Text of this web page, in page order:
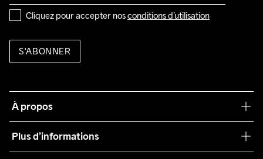
Cliquez pour accepter nos conditions d’utilisation
S'ABONNER
À propos
Plus d’informations